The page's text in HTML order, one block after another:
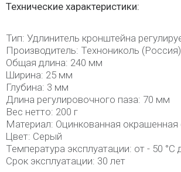
Технические характеристики:
Тип: Удлинитель кронштейна
Производитель: Технониколь (Россия)
Общая длина: 240 мм
Ширина: 25 мм
Глубина: 3 мм
Длина регулировочного паза: 70 мм
Вес нетто: 200 г
Материал: Оцинкованная окрашенная
Цвет: Серый
Температура эксплуатации: от - 50 °C
Срок эксплуатации: 30 лет